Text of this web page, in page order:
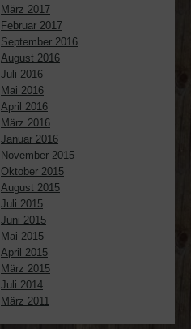
März 2017
Februar 2017
September 2016
August 2016
Juli 2016
Mai 2016
April 2016
März 2016
Januar 2016
November 2015
Oktober 2015
August 2015
Juli 2015
Juni 2015
Mai 2015
April 2015
März 2015
Juli 2014
März 2011